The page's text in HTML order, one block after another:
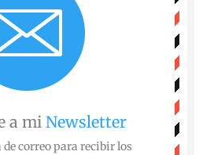
a mi Newsletter
correo para recibir los